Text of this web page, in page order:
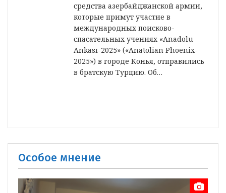
средства азербайджанской армии,
которые примут участие в
международных поисково-
спасательных учениях «Anadolu
Ankası-2025» («Anatolian Phoenix-
2025») в городе Конья, отправились
в братскую Турцию. Об…
Особое мнение